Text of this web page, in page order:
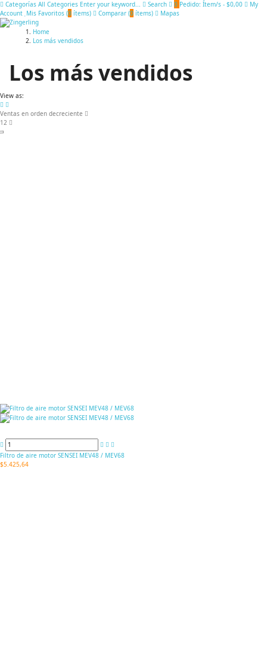
Categorías All Categories Enter your keyword... Search 0 Pedido: Ítem/s - $0,00
My
Account Mis Favoritos (0 ítems) Comparar (0 ítems) Mapas
Home
Los más vendidos
Los más vendidos
View as:
Ventas en orden decreciente
12
Filtro de aire motor SENSEI MEV48 / MEV68
$5.425,64